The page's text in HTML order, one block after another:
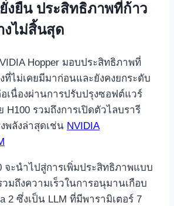
งยืน ประสิทธิภาพที่ก้าว
งไม่สิ้นสุด
Hopper มอบประสิทธิภาพที่
ที่ไม่เคยมีมาก่อนและยังคงยกระดับ
เนื่องผ่านการปรับปรุงซอฟต์แวร์
H100 รวมถึงการเปิดตัวไลบรารี
พลังล่าสุดเช่น NVIDIA
จะนำไปสู่การเพิ่มประสิทธิภาพแบบ
มถึงความเร็วในการอนุมานเกือบ
2 ซึ่งเป็น LLM ที่มีพารามิเตอร์ 7